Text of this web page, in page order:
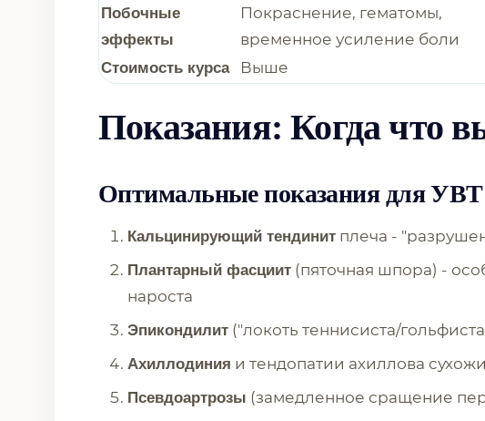
Побочные
эффекты
Покраснение, гематомы,
временное усиление боли
Стоимость курса Выше
Показания: Когда что
Оптимальные показания для
Кальцинирующий тендинит плеча -
Плантарный фасциит (пяточная шпора) -
нароста
Эпикондилит ("локоть теннисиста/
Ахиллодиния и тендопатии ахиллова
Псевдоартрозы (замедленное сращение